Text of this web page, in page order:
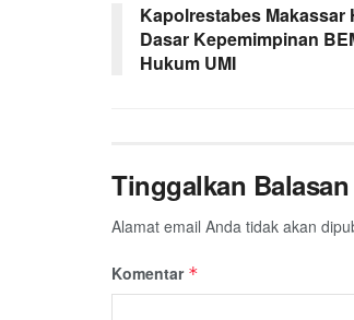
Kapolrestabes Makassar
Dasar Kepemimpinan
Hukum UMI
Tinggalkan Balasan
Alamat email Anda tidak akan
Komentar *